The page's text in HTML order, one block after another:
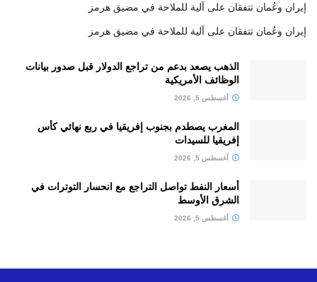
إيران وعُمان تتفقان على آلية للملاحة في مضيق هرمز
إيران وعُمان تتفقان على آلية للملاحة في مضيق هرمز
الذهب يصعد بدعم من تراجع الدولار قبل صدور بيانات
الوظائف الأمريكية
أغسطس 5, 2026
المغرب يصطدم بجنوب إفريقيا في ربع نهائي كأس
إفريقيا للسيدات
أغسطس 5, 2026
أسعار النفط تواصل التراجع مع انحسار التوترات في
الشرق الأوسط
أغسطس 5, 2026